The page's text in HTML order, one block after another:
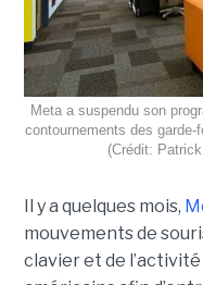
Meta a suspendu son
contournements des garde-
(Crédit:
Il y a quelques mois,
mouvements de
clavier et de l’activité